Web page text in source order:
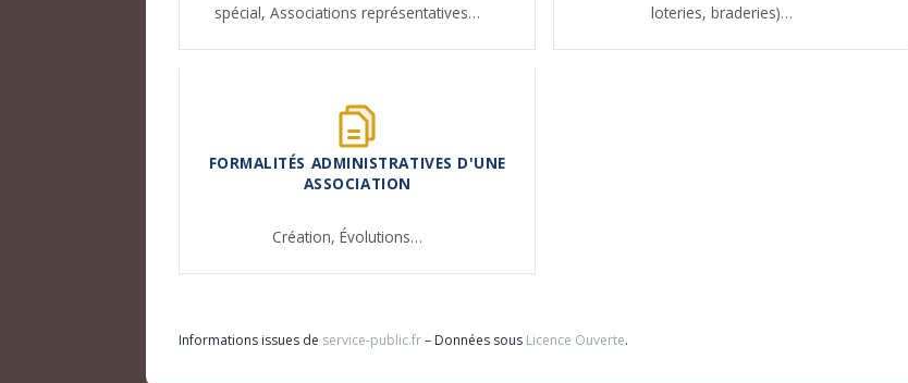
spécial,Associations représentatives…
loteries, braderies)…
FORMALITÉS ADMINISTRATIVES D'UNE
ASSOCIATION
Création,Évolutions…
Informations issues de service-public.fr– Données sous Licence Ouverte.